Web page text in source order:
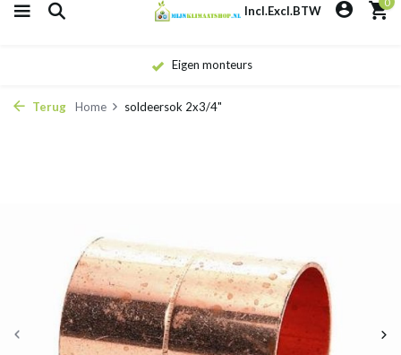
Incl.Excl.BTW
Eigen monteurs
Terug Home soldeersok 2x3/4"